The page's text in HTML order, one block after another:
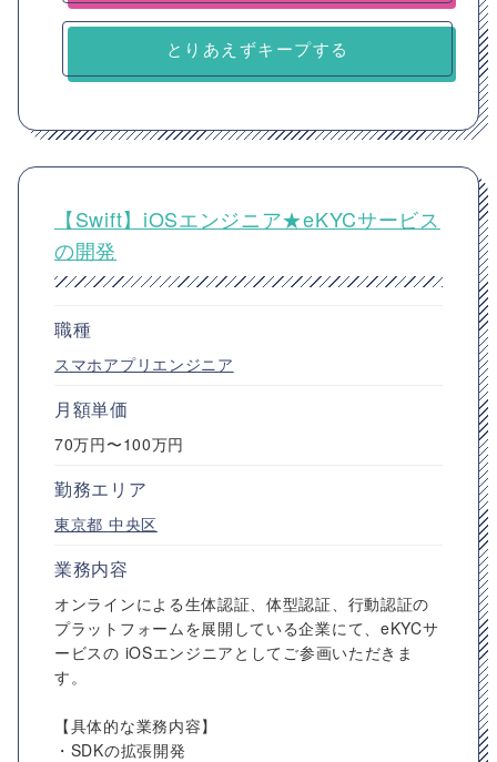
とりあえずキープする
【Swift】iOSエンジニア★eKYCサービス
の開発
職種
スマホアプリエンジニア
月額単価
70万円〜100万円
勤務エリア
東京都 中央区
業務内容
オンラインによる生体認証、体型認証、行動認証の
プラットフォームを展開している企業にて、eKYCサ
ービスの iOSエンジニアとしてご参画いただきま
す。
【具体的な業務内容】
・SDKの拡張開発